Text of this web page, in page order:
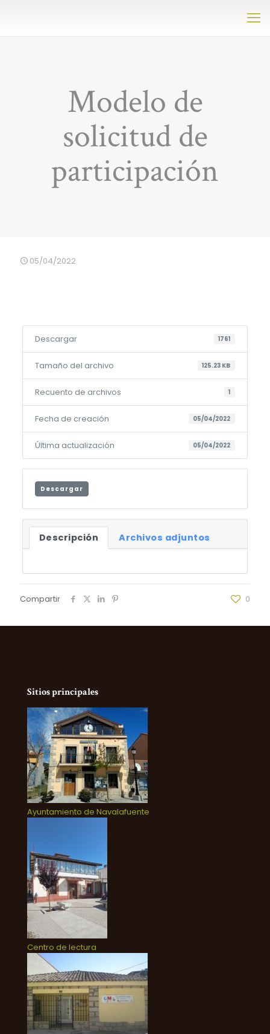
Modelo de
solicitud de
participación
05/04/2022
Descargar 1761
Tamaño del archivo 125.23 KB
Recuento de archivos 1
Fecha de creación 05/04/2022
Última actualización 05/04/2022
Descargar
Descripción Archivos adjuntos
Compartir 0
Sitios principales
Ayuntamiento de Navalafuente
Centro de lectura